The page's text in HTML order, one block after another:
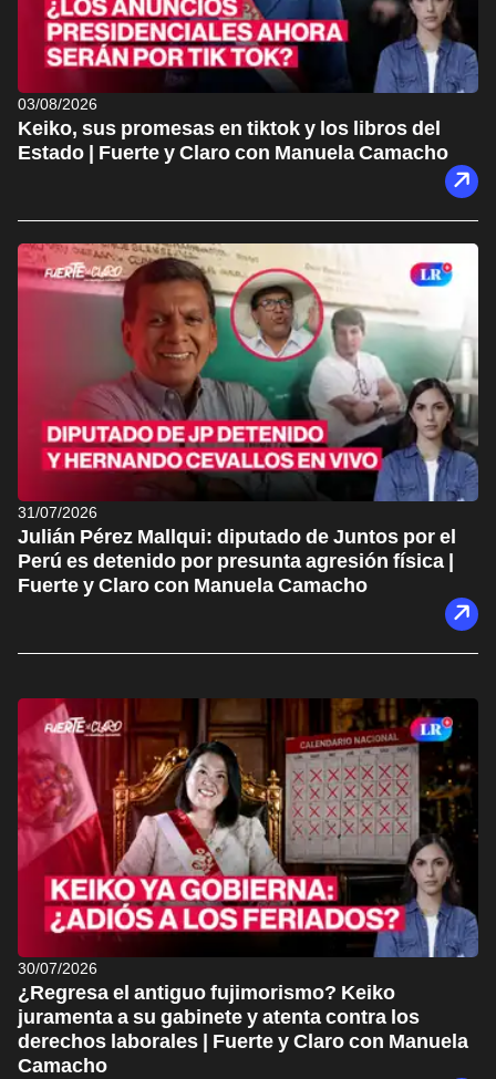
03/08/2026
Keiko, sus promesas en tiktok y los libros del
Estado | Fuerte y Claro con Manuela Camacho
31/07/2026
Julián Pérez Mallqui: diputado de Juntos por el
Perú es detenido por presunta agresión física |
Fuerte y Claro con Manuela Camacho
30/07/2026
¿Regresa el antiguo fujimorismo? Keiko
juramenta a su gabinete y atenta contra los
derechos laborales | Fuerte y Claro con Manuela
Camacho